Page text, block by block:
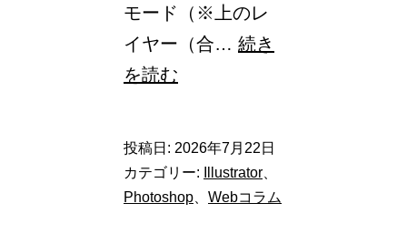
モード（※上のレ
イヤー（合… 続き
を読む
的
な
投稿日: 2026年7月22日
カテゴリー:
Illustrator
Photoshop
Webコラム